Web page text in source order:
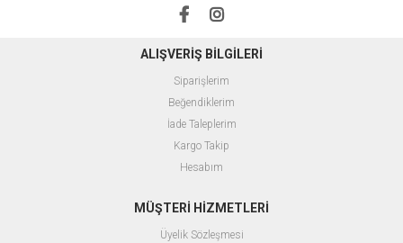
ALIŞVERİŞ BİLGİLERİ
Siparişlerim
Beğendiklerim
İade Taleplerim
Kargo Takip
Hesabım
MÜŞTERİ HİZMETLERİ
Üyelik Sözleşmesi